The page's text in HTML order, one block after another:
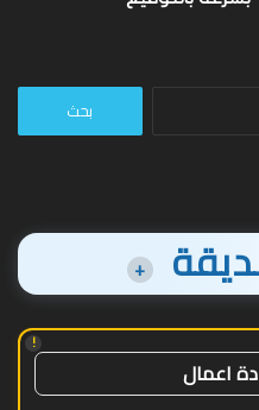
البحث
+
!
اعمال